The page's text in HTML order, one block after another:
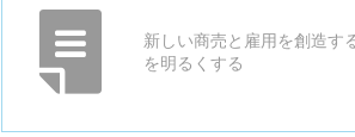
新しい商売と雇用を創造す
を明るくする